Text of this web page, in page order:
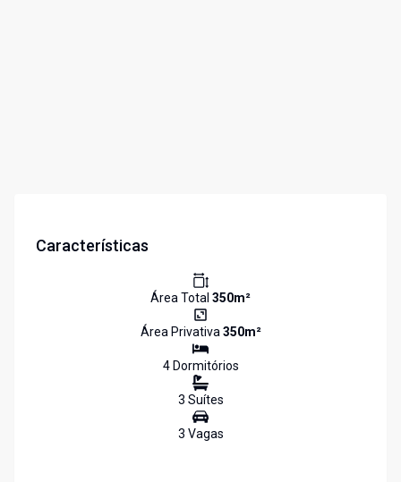
Características
Área Total 350m²
Área Privativa350m²
4Dormitórios
3 Suítes
3 Vagas